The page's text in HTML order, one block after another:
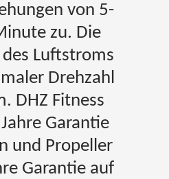
von 5-
zu. Die
Luftstroms
Drehzahl
DHZ Fitness
Garantie
und Propeller
Garantie auf